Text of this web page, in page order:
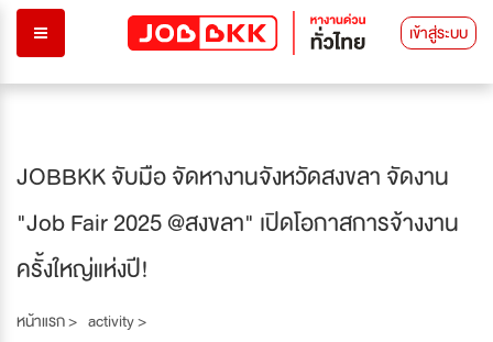
เข้าสู่ระบบ
JOBBKK จับมือ จัดหางานจังหวัดสงขลา จัดงาน
"Job Fair 2025 @สงขลา" เปิดโอกาสการจ้างงาน
ครั้งใหญ่แห่งปี!
หน้าแรก > activity >